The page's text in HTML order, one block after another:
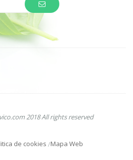
2018 All rights reserved
de cookies Mapa Web